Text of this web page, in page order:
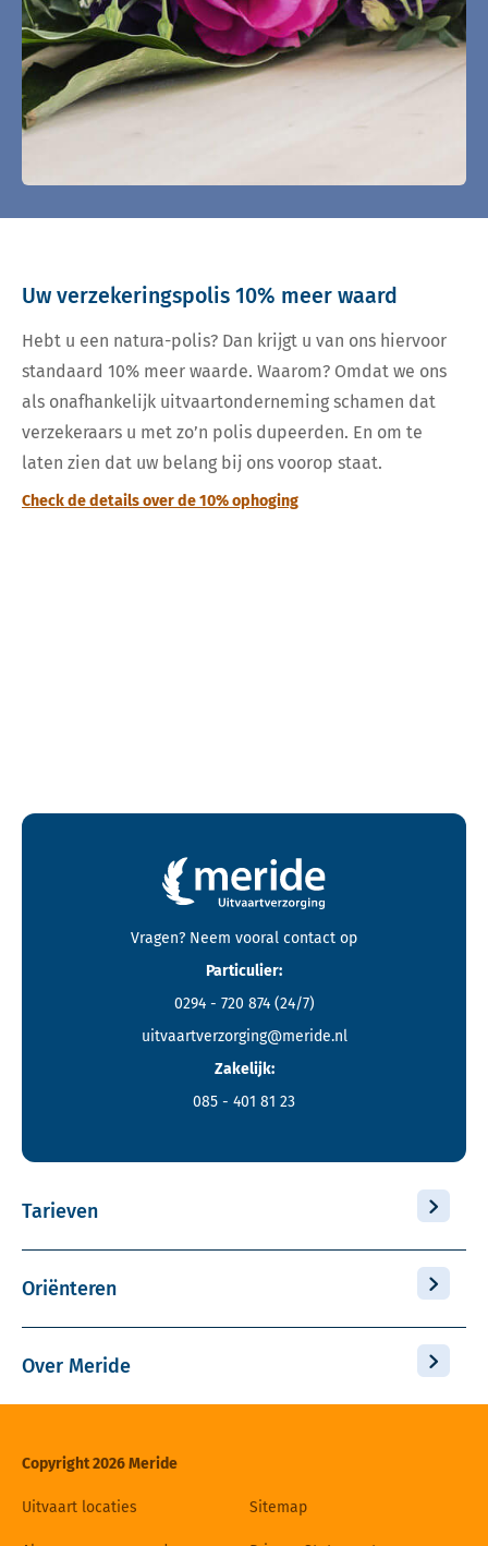
Uw verzekeringspolis 10% meer waard
Hebt u een natura-polis? Dan krijgt u van ons hiervoor
standaard 10% meer waarde. Waarom? Omdat we ons
als onafhankelijk uitvaartonderneming schamen dat
verzekeraars u met zo’n polis dupeerden. En om te
laten zien dat uw belang bij ons voorop staat.
Check de details over de 10% ophoging
Contactgegevens en footer menu van Meride
Vragen? Neem vooral contact op
Particulier:
0294 - 720 874 (24/7)
uitvaartverzorging@meride.nl
Zakelijk:
085 - 401 81 23
Tarieven
Oriënteren
Over Meride
Copyright 2026 Meride
Uitvaart locaties Sitemap